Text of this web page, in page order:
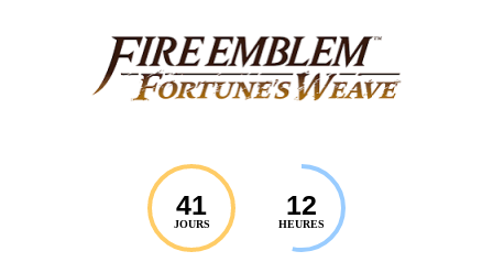
41
JOURS
12
HEURES